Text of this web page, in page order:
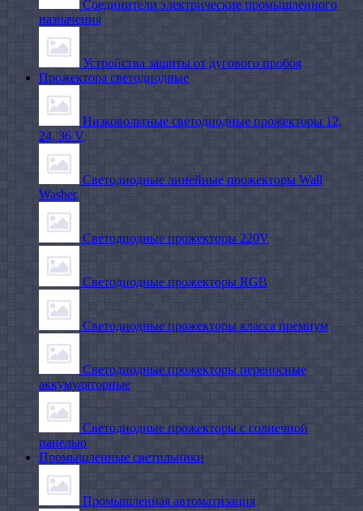
Соединители электрические промышленного
назначения
Устройства защиты от дугового пробоя
Прожектора светодиодные
Низковольтные светодиодные прожекторы 12,
24, 36 V
Светодиодные линейные прожекторы Wall
Washer
Светодиодные прожекторы 220V
Светодиодные прожекторы RGB
Светодиодные прожекторы класса премиум
Светодиодные прожекторы переносные
аккумуляторные
Светодиодные прожекторы с солнечной
панелью
Промышленные светильники
Промышленная автоматизация